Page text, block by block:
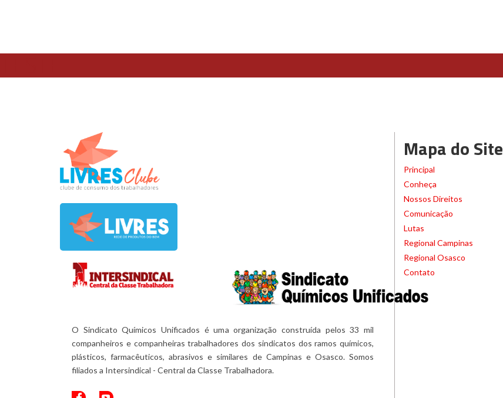
TESTE
O Sindicato Químicos Unificados é uma organização construída pelos 33 mil
companheiros e companheiras trabalhadores dos sindicatos dos ramos químicos,
plásticos, farmacêuticos, abrasivos e similares de Campinas e Osasco. Somos
filiados a Intersindical - Central da Classe Trabalhadora.
Mapa do Site
Principal
Conheça
Nossos Direitos
Comunicação
Lutas
Regional Campinas
Regional Osasco
Contato